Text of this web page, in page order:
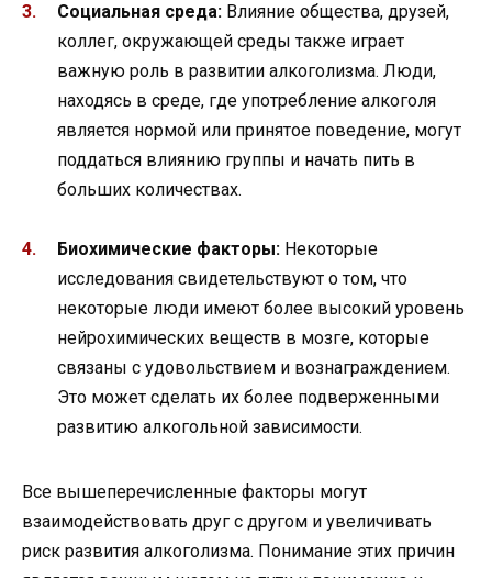
Социальная среда: Влияние общества, друзей,
коллег, окружающей среды также играет
важную роль в развитии алкоголизма. Люди,
находясь в среде, где употребление алкоголя
является нормой или принятое поведение, могут
поддаться влиянию группы и начать пить в
больших количествах.
Биохимические факторы: Некоторые
исследования свидетельствуют о том, что
некоторые люди имеют более высокий уровень
нейрохимических веществ в мозге, которые
связаны с удовольствием и вознаграждением.
Это может сделать их более подверженными
развитию алкогольной зависимости.
Все вышеперечисленные факторы могут
взаимодействовать друг с другом и увеличивать
риск развития алкоголизма. Понимание этих причин